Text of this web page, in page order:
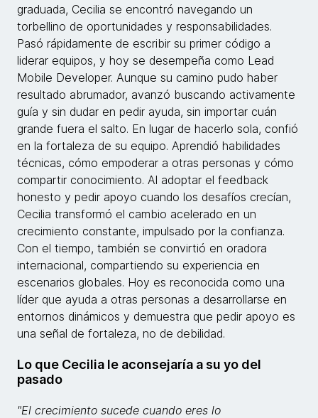
graduada, Cecilia se encontró navegando un
torbellino de oportunidades y responsabilidades.
Pasó rápidamente de escribir su primer código a
liderar equipos, y hoy se desempeña como Lead
Mobile Developer. Aunque su camino pudo haber
resultado abrumador, avanzó buscando activamente
guía y sin dudar en pedir ayuda, sin importar cuán
grande fuera el salto. En lugar de hacerlo sola, confió
en la fortaleza de su equipo. Aprendió habilidades
técnicas, cómo empoderar a otras personas y cómo
compartir conocimiento. Al adoptar el feedback
honesto y pedir apoyo cuando los desafíos crecían,
Cecilia transformó el cambio acelerado en un
crecimiento constante, impulsado por la confianza.
Con el tiempo, también se convirtió en oradora
internacional, compartiendo su experiencia en
escenarios globales. Hoy es reconocida como una
líder que ayuda a otras personas a desarrollarse en
entornos dinámicos y demuestra que pedir apoyo es
una señal de fortaleza, no de debilidad.
Lo que Cecilia le aconsejaría a su yo del
pasado
"El crecimiento sucede cuando eres lo